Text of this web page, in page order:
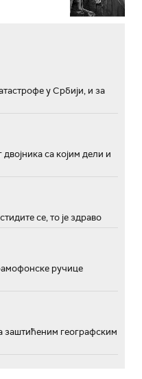
у Србији, и за
са којим дели и
се, то је здраво
ручице
заштићеним географским